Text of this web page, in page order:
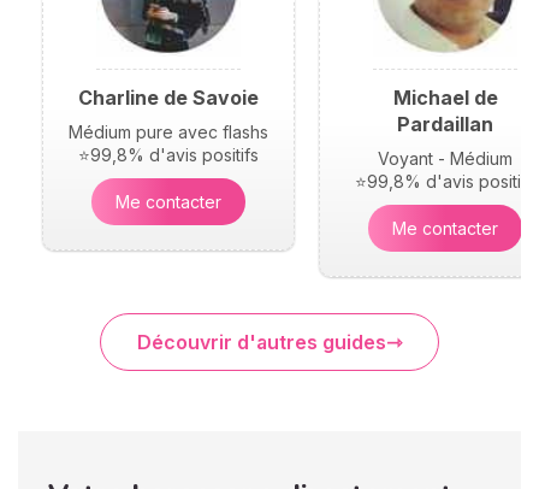
Charline de Savoie
Médium pure avec flashs
⭐99,8% d'avis positifs
Me contacter
Michael de
Pardaillan
Voyant - Médium
⭐99,8% d'avis positifs
Me contacter
Découvrir d'autres guides